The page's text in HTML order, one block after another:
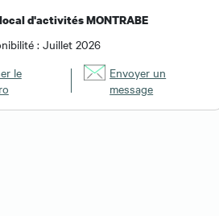
d'activités MONTRABE
: Juillet 2026
le
Envoyer un
message